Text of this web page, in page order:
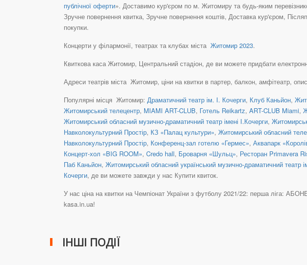
публічної оферти». Доставимо кур'єром по м. Житомиру та будь-яким
Зручне повернення квитка, Зручне повернення коштів, Доставка кур'єром,
покупки.
Концерти у філармонії, театрах та клубах міста Житомир 2023.
Квиткова каса Житомир, Центральний стадіон, де ви можете придбати
Адреси театрів міста Житомир, ціни на квитки в партер, балкон, амфітеатр,
Популярні місця Житомир: Драматичний театр ім. І. Кочерги, Клуб Каньйон,
Житомирський телецентр, MIAMI ART-CLUB, Готель Reikartz, ART-CLUB Miami,
Житомирський обласний музично-драматичний театр імені І.Кочерги,
Навколокультурний Простір, КЗ «Палац культури», Житомирський обласний
Навколокультурний Простір, Конференц-зал готелю «Гермес», Аквапарк
Концерт-хол «BIG ROOM», Credo hall, Броварня «Шульц», Ресторан Primavera
Паб Каньйон, Житомирський обласний український музично-драматичний театр
Кочерги, де ви можете завжди у нас Купити квиток.
У нас ціна на квитки на Чемпіонат України з футболу 2021/22: перша ліга:
kasa.in.ua!
ІНШІ ПОДІЇ